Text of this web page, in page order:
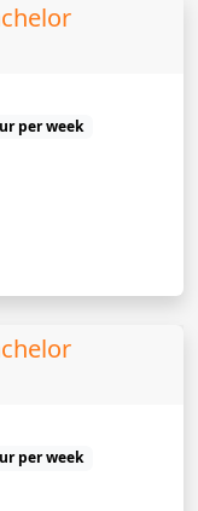
per week
per week